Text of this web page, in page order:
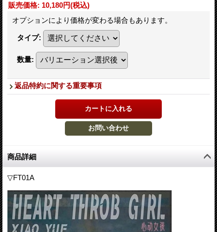
販売価格: 10,180円(税込)
オプションにより価格が変わる場合もあります。
タイプ:
数量:
返品特約に関する重要事項
商品詳細
▽FT01A